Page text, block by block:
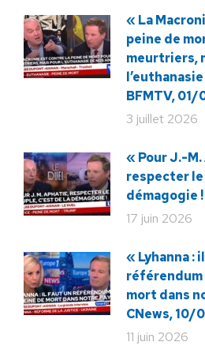
« La
peine de
meurtriers,
l’euthanasie
BFMTV,
3 juillet 2026
« Pour J.-M.
respecter le
démagogie
17 juin 2026
« Lyhanna :
référendum
mort dans
CNews,
11 juin 2026